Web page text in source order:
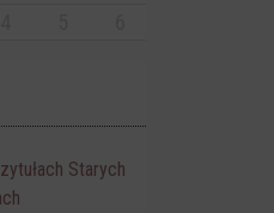
Starych